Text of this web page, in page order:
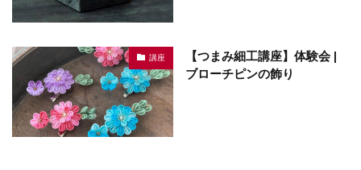
講座
【つまみ細工講座】体験会 |
ブローチピンの飾り